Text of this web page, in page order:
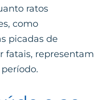
ratos
como
picadas de
fatais, representam